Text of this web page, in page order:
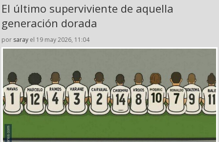
El último superviviente de aquella
generación dorada
por saray el 19 may 2026, 11:04